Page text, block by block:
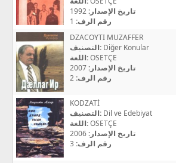
تاريخ الإصدار:
رقم الرف:
DZACOYTI MUZAFFER
التصنيف: Diğer Konular
اللغة:OSETÇE
تاريخ الإصدار:
رقم الرف:
KODZATİ
التصنيف: Dil ve Edebiyat
اللغة:OSETÇE
تاريخ الإصدار:
رقم الرف: